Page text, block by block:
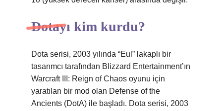
Dotayı kim kurdu?
Dota serisi, 2003 yılında “Eul” lakaplı bir
tasarımcı tarafından Blizzard Entertainment’ın
Warcraft III: Reign of Chaos oyunu için
yaratılan bir mod olan Defense of the
Ancients (DotA) ile başladı. Dota serisi, 2003